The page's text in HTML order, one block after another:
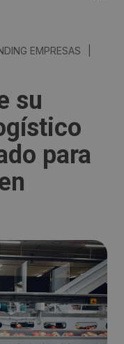
EMPRESAS
su
para